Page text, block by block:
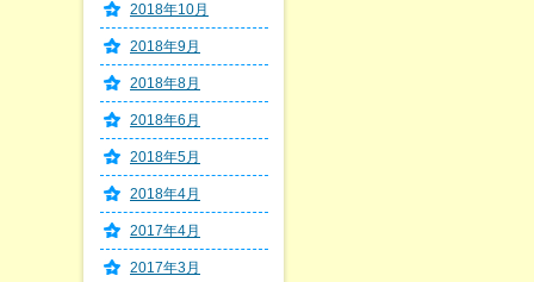
2018年10月
2018年9月
2018年8月
2018年6月
2018年5月
2018年4月
2017年4月
2017年3月